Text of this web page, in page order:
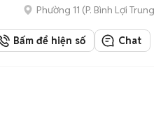
Phường 11 (P. Bình Lợi Trung
Bấm để hiện số Chat